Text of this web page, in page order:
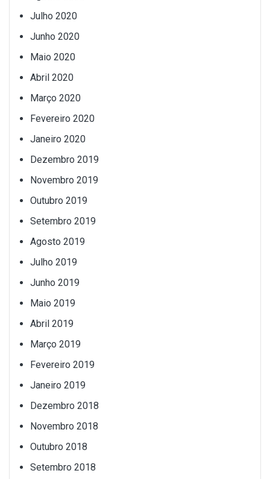
Julho 2020
Junho 2020
Maio 2020
Abril 2020
Março 2020
Fevereiro 2020
Janeiro 2020
Dezembro 2019
Novembro 2019
Outubro 2019
Setembro 2019
Agosto 2019
Julho 2019
Junho 2019
Maio 2019
Abril 2019
Março 2019
Fevereiro 2019
Janeiro 2019
Dezembro 2018
Novembro 2018
Outubro 2018
Setembro 2018